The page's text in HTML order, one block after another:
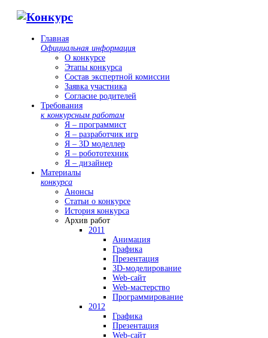
Главная
Официальная информация
О конкурсе
Этапы конкурса
Состав экспертной комиссии
Заявка участника
Согласие родителей
Требования
к конкурсным работам
Я – программист
Я – разработчик игр
Я – 3D моделлер
Я – робототехник
Я – дизайнер
Материалы
конкурса
Анонсы
Статьи о конкурсе
История конкурса
Архив работ
2011
Анимация
Графика
Презентация
3D-моделирование
Web-сайт
Web-мастерство
Программирование
2012
Графика
Презентация
Web-сайт